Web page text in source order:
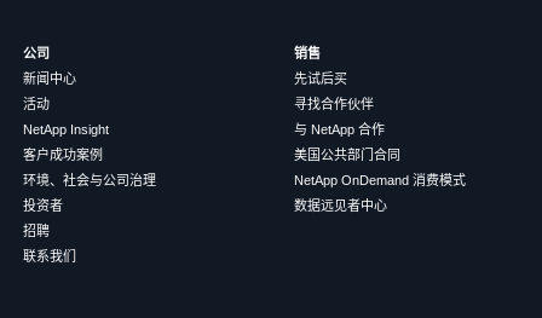
公司
新闻中心
活动
NetApp Insight
客户成功案例
环境、社会与公司治理
投资者
招聘
联系我们
销售
先试后买
寻找合作伙伴
与 NetApp 合作
美国公共部门合同
NetApp OnDemand 消费模式
数据远见者中心